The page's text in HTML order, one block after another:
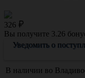
326
Вы получите 3.26
Уведомить о
В наличии во